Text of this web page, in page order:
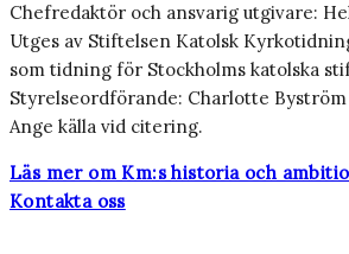
Chefredaktör och ansvarig utgivare:
Utges av Stiftelsen Katolsk
som tidning för Stockholms katolska
Styrelseordförande: Charlotte Byström
Ange källa vid citering.
Läs mer om Km:s historia och
Kontakta oss